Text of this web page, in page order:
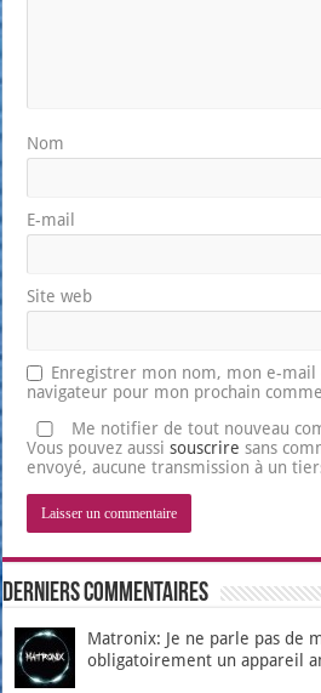
Nom
E-mail
Site web
Enregistrer mon nom, mon e-mail
navigateur pour mon prochain
Me notifier de tout nouveau
Vous pouvez aussisouscrire sans
envoyé, aucune transmission à un
Derniers Commentaires
Matronix: Je ne parle pas de
obligatoirement un appareil